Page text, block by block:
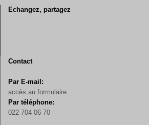
Echangez, partagez
Contact
Par E-mail:
accès au formulaire
Par téléphone:
022 704 06 70